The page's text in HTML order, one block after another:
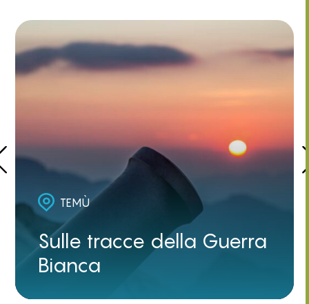
TEMÙ
Sulle tracce della Guerra
Bianca